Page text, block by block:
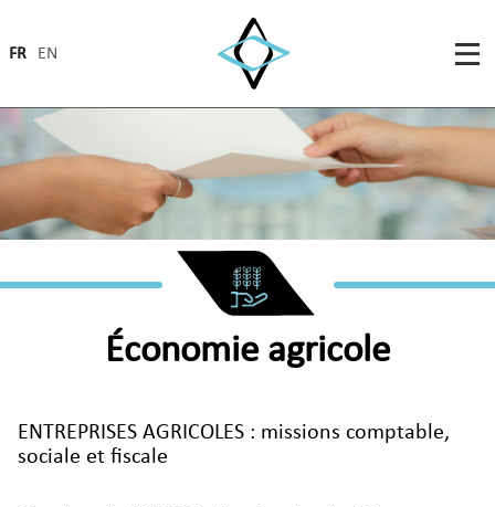
FR EN
Économie agricole
ENTREPRISES AGRICOLES : missions comptable,
sociale et fiscale